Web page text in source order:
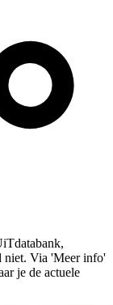
niet. Via 'Meer info'
je de actuele